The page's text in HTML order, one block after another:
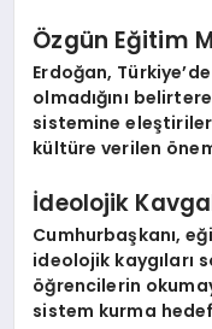
Özgün Eğitim
Erdoğan,
olmadığını
sistemine
kültüre verilen
İdeolojik
Cumhurbaşkanı,
ideolojik kaygıları
öğrencilerin
sistem kurma